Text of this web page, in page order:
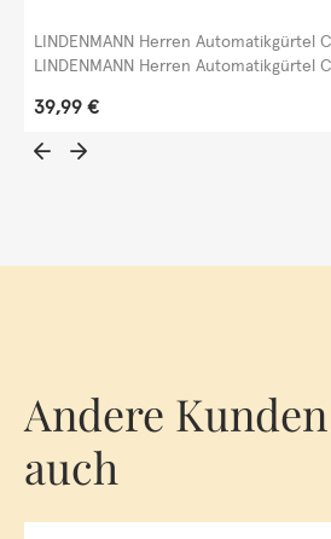
LINDENMANN Herren Automatikgürtel
LINDENMANN Herren Automatikgürtel
Regulärer Preis:
39,99 €
Andere
auch